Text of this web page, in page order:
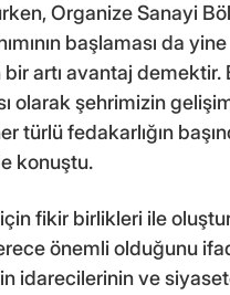
Organize Sanayi
başlaması da yine
bir artı avantaj
olarak şehrimizin
türlü fedakarlığın
konuştu.
fikir birlikleri ile
önemli olduğunu
idarecilerinin ve